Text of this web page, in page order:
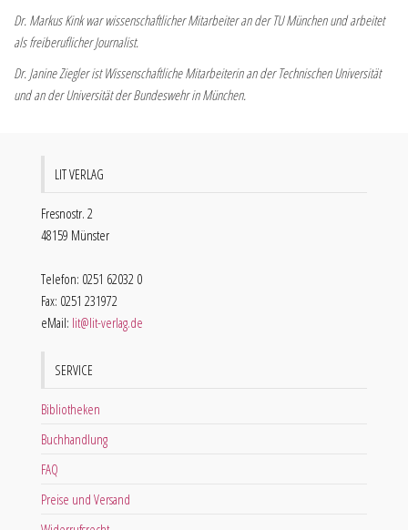
Dr. Markus Kink war wissenschaftlicher Mitarbeiter an der TU München und arbeitet
als freiberuflicher Journalist.
Dr. Janine Ziegler ist Wissenschaftliche Mitarbeiterin an der Technischen Universität
und an der Universität der Bundeswehr in München.
LIT VERLAG
Fresnostr. 2
48159 Münster
Telefon: 0251 62032 0
Fax: 0251 231972
eMail: lit@lit-verlag.de
SERVICE
Bibliotheken
Buchhandlung
FAQ
Preise und Versand